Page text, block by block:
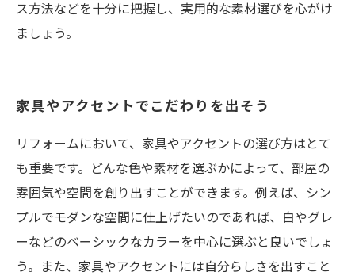
ス方法などを十分に把握し、実用的な素材選びを心がけ
ましょう。
家具やアクセントでこだわりを出そう
リフォームにおいて、家具やアクセントの選び方はとて
も重要です。どんな色や素材を選ぶかによって、部屋の
雰囲気や空間を創り出すことができます。例えば、シン
プルでモダンな空間に仕上げたいのであれば、白やグレ
ーなどのベーシックなカラーを中心に選ぶと良いでしょ
う。また、家具やアクセントには自分らしさを出すこと